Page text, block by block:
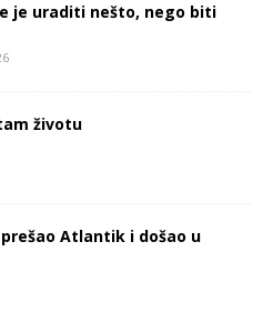
je uraditi nešto, nego biti
životu
Atlantik i došao u